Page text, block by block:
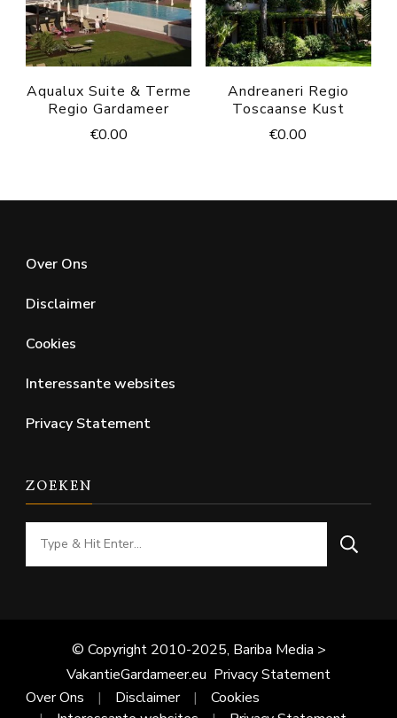
Aqualux Suite & Terme
Regio Gardameer
€0.00
Andreaneri Regio
Toscaanse Kust
€0.00
Over Ons
Disclaimer
Cookies
Interessante websites
Privacy Statement
ZOEKEN
Looking
for
© Copyright 2010-2025, Bariba Media >
VakantieGardameer.eu Privacy Statement
Over Ons
Disclaimer
Cookies